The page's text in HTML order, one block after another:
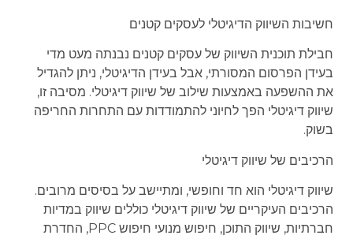
חשיבות השיווק הדיגיטלי לעסקים קטנים
חבילת תוכנית השיווק של עסקים קטנים נבנתה מעט מדי
בעידן הפרסום המסורתי, אבל בעידן הדיגיטלי, ניתן להגדיל
את ההשפעה באמצעות שילוב של שיווק דיגיטלי. מסיבה זו,
שיווק דיגיטלי הפך לחיוני להתמודדות עם התחרות החריפה
בשוק.
הרכיבים של שיווק דיגיטלי
שיווק דיגיטלי הוא חד וחופשי, ומתיישב על בסיסים מרובים.
הרכיבים העיקריים של שיווק דיגיטלי כוללים שיווק במדיות
חברתיות, שיווק התוכן, חיפוש מנועי חיפוש PPC, החדרת